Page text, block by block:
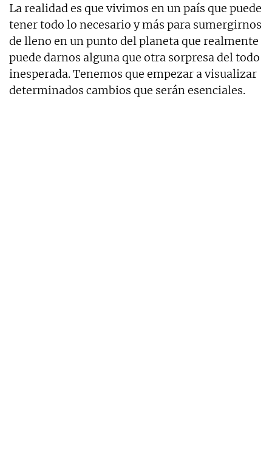
La realidad es que vivimos en un país que puede
tener todo lo necesario y más para sumergirnos
de lleno en un punto del planeta que realmente
puede darnos alguna que otra sorpresa del todo
inesperada. Tenemos que empezar a visualizar
determinados cambios que serán esenciales.